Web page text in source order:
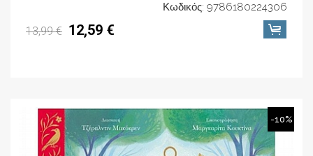
Κωδικός: 9786180224306
13,99 € 12,59 €
-10%